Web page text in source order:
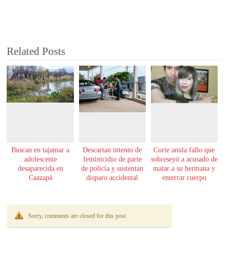
Related Posts
Buscan en tajamar a
adolescente
desaparecida en
Caazapá
Descartan intento de
feminicidio de parte
de policía y sustentan
disparo accidental
Corte anula fallo que
sobreseyó a acusado de
matar a su hermana y
enterrar cuerpo
Sorry, comments are closed for this post